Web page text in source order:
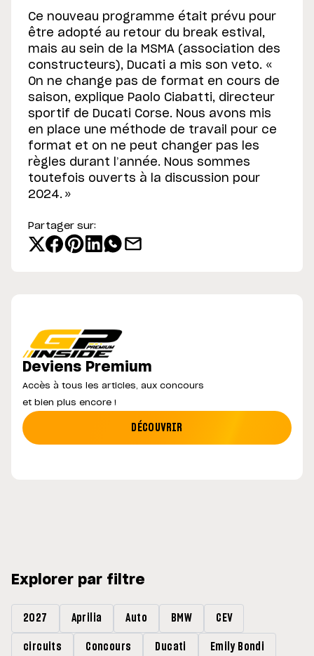
Ce nouveau programme était prévu pour
être adopté au retour du break estival,
mais au sein de la MSMA (association des
constructeurs), Ducati a mis son veto. «
On ne change pas de format en cours de
saison, explique Paolo Ciabatti, directeur
sportif de Ducati Corse. Nous avons mis
en place une méthode de travail pour ce
format et on ne peut changer pas les
règles durant l’année. Nous sommes
toutefois ouverts à la discussion pour
2024. »
Partager sur:
Deviens Premium
Accès à tous les articles, aux concours
et bien plus encore !
DÉCOUVRIR
Explorer par filtre
2027 Aprilia Auto BMW CEV
circuits Concours Ducati Emily Bondi